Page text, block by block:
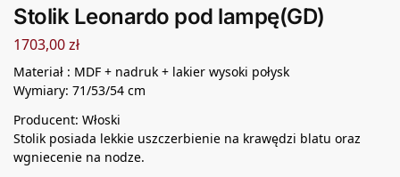
Stolik Leonardo pod lampę(GD)
1703,00zł
Materiał : MDF + nadruk + lakier wysoki połysk
Wymiary: 71/53/54 cm
Producent: Włoski
Stolik posiada lekkie uszczerbienie na krawędzi blatu oraz
wgniecenie na nodze.